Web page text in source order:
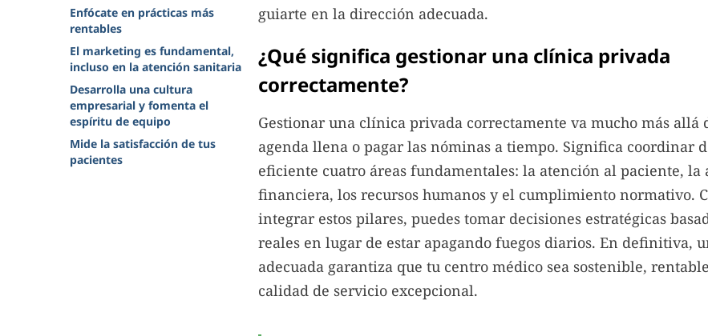
Enfócate en prácticas más
rentables
El marketing es fundamental,
incluso en la atención sanitaria
Desarrolla una cultura
empresarial y fomenta el
espíritu de equipo
Mide la satisfacción de tus
pacientes
guiarte en la dirección adecuada.
¿Qué significa gestionar una clínica privada
correctamente?
Gestionar una clínica privada correctamente va mucho más allá
agenda llena o pagar las nóminas a tiempo. Significa coordinar
eficiente cuatro áreas fundamentales: la atención al paciente,
financiera, los recursos humanos y el cumplimiento normativo.
integrar estos pilares, puedes tomar decisiones estratégicas
reales en lugar de estar apagando fuegos diarios. En definitiva,
adecuada garantiza que tu centro médico sea sostenible,
calidad de servicio excepcional.